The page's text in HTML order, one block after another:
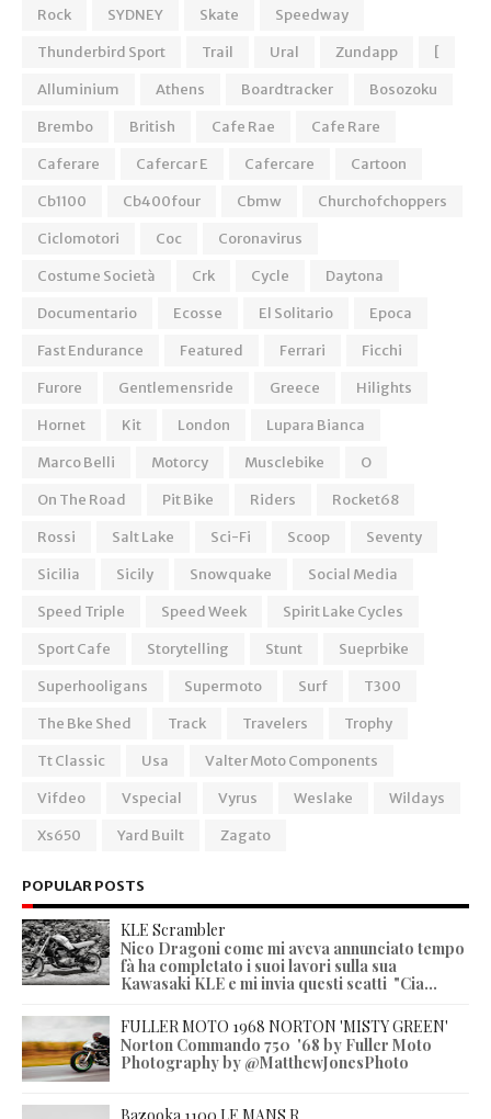
Rock
SYDNEY Skate
Speedway
Thunderbird Sport
Trail Ural Zundapp
[
Alluminium
Athens Boardtracker
Bosozoku
Brembo
British Cafe Rae
Cafe Rare
Caferare
Cafercar E Cafercare
Cartoon
Cb1100
Cb400four Cbmw
Churchofchoppers
Ciclomotori
Coc
Coronavirus
Costume Società
Crk Cycle
Daytona
Documentario
Ecosse El Solitario
Epoca
Fast Endurance
Featured Ferrari
Ficchi
Furore
Gentlemensride Greece
Hilights
Hornet
Kit London
Lupara Bianca
Marco Belli
Motorcy Musclebike
O
On The Road
Pit Bike Riders
Rocket68
Rossi
Salt Lake Sci-Fi Scoop
Seventy
Sicilia
Sicily Snowquake
Social Media
Speed Triple
Speed Week
Spirit Lake Cycles
Sport Cafe
Storytelling Stunt
Sueprbike
Superhooligans
Supermoto Surf
T300
The Bke Shed
Track Travelers
Trophy
Tt Classic
Usa
Valter Moto Components
Vifdeo
Vspecial Vyrus Weslake
Wildays
Xs650
Yard Built Zagato
POPULAR POSTS
KLE Scrambler
Nico Dragoni come mi aveva annunciato tempo
fà ha completato i suoi lavori sulla sua
Kawasaki KLE e mi invia questi scatti "Cia...
FULLER MOTO 1968 NORTON 'MISTY GREEN'
Norton Commando 750 '68 by Fuller Moto
Photography by @MatthewJonesPhoto
Bazooka 1100 LE MANS R